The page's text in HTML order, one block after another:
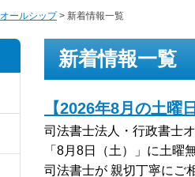
ールシップ> 新着情報一覧
新着情報一覧
【2026年8月の土曜
司法書士法人・行政書士
「8月8日（土）」に土曜
司法書士が 親切丁寧にご